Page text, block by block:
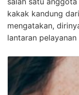
kakak kandung
mengatakan,
lantaran